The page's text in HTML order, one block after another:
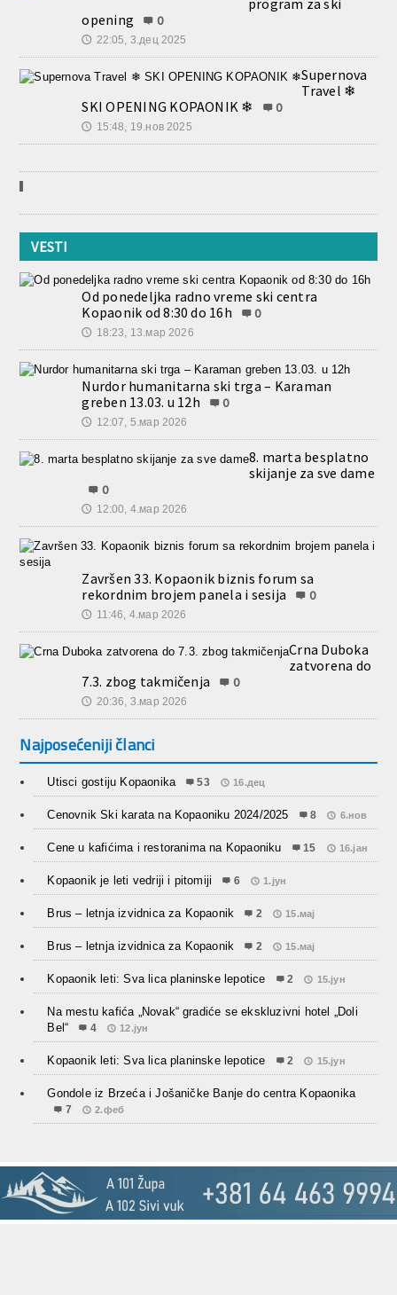
program za ski
opening
0
🕔 22:05, 3.дец 2025
Supernova
Travel ❄
SKI OPENING KOPAONIK ❄
0
🕔 15:48, 19.нов 2025
VESTI
Od ponedeljka radno vreme ski centra
Kopaonik od 8:30 do 16h
0
🕔 18:23, 13.мар 2026
Nurdor humanitarna ski trga – Karaman
greben 13.03. u 12h
0
🕔 12:07, 5.мар 2026
8. marta besplatno
skijanje za sve dame
0
🕔 12:00, 4.мар 2026
Završen 33. Kopaonik biznis forum sa
rekordnim brojem panela i sesija
0
🕔 11:46, 4.мар 2026
Crna Duboka
zatvorena do
7.3. zbog takmičenja
0
🕔 20:36, 3.мар 2026
Najposećeniji članci
Utisci gostiju Kopaonika 53 16.дец
Cenovnik Ski karata na Kopaoniku 2024/2025 8 6.нов
Cene u kafićima i restoranima na Kopaoniku 15 16.јан
Kopaonik je leti vedriji i pitomiji 6 1.јун
Brus – letnja izvidnica za Kopaonik 2 15.мај
Brus – letnja izvidnica za Kopaonik 2 15.мај
Kopaonik leti: Sva lica planinske lepotice 2 15.јун
Na mestu kafića „Novak“ gradiće se ekskluzivni hotel „Doli
Bel“
4 12.јун
Kopaonik leti: Sva lica planinske lepotice 2 15.јун
Gondole iz Brzeća i Jošaničke Banje do centra Kopaonika
7 2.феб